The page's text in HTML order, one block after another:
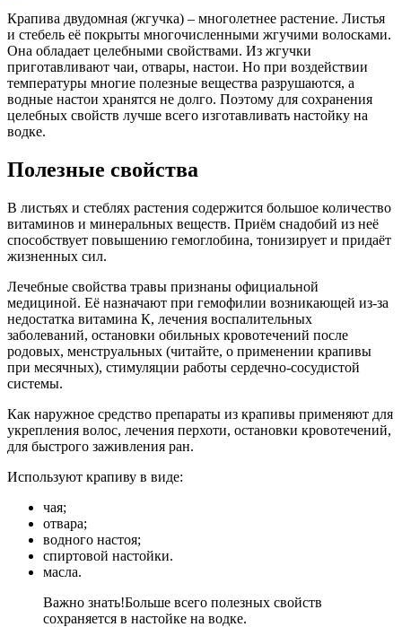
Крапива двудомная (жгучка) – многолетнее растение. Листья
и стебель её покрыты многочисленными жгучими волосками.
Она обладает целебными свойствами. Из жгучки
приготавливают чаи, отвары, настои. Но при воздействии
температуры многие полезные вещества разрушаются, а
водные настои хранятся не долго. Поэтому для сохранения
целебных свойств лучше всего изготавливать настойку на
водке.
Полезные свойства
В листьях и стеблях растения содержится большое количество
витаминов и минеральных веществ. Приём снадобий из неё
способствует повышению гемоглобина, тонизирует и придаёт
жизненных сил.
Лечебные свойства травы признаны официальной
медициной. Её назначают при гемофилии возникающей из-за
недостатка витамина К, лечения воспалительных
заболеваний, остановки обильных кровотечений после
родовых, менструальных (читайте, о применении крапивы
при месячных), стимуляции работы сердечно-сосудистой
системы.
Как наружное средство препараты из крапивы применяют для
укрепления волос, лечения перхоти, остановки кровотечений,
для быстрого заживления ран.
Используют крапиву в виде:
чая;
отвара;
водного настоя;
спиртовой настойки.
масла.
Важно знать!Больше всего полезных свойств
сохраняется в настойке на водке.